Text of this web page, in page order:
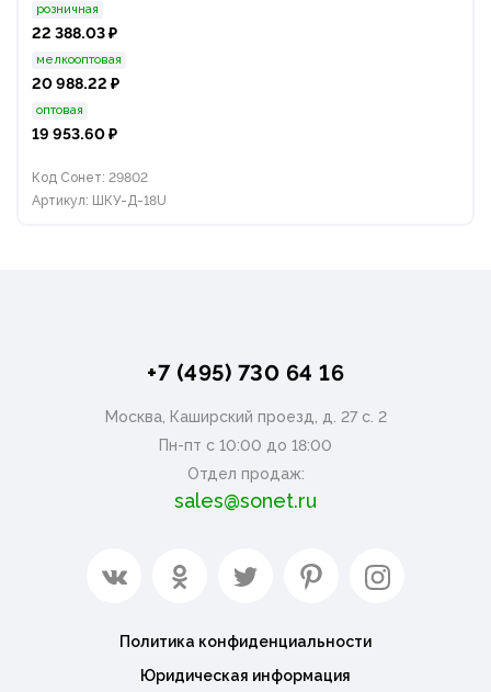
розничная
22 388.03 ₽
мелкооптовая
20 988.22 ₽
оптовая
19 953.60 ₽
Код Сонет: 29802
Артикул: ШКУ-Д-18U
+7 (495) 730 64 16
Москва, Каширский проезд, д. 27 с. 2
Пн-пт с 10:00 до 18:00
Отдел продаж:
sales@sonet.ru
Политика конфиденциальности
Юридическая информация